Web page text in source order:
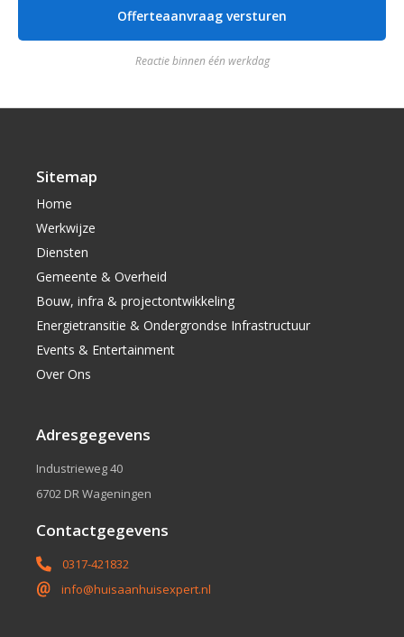
Reactie binnen één werkdag
Sitemap
Home
Werkwijze
Diensten
Gemeente & Overheid
Bouw, infra & projectontwikkeling
Energietransitie & Ondergrondse Infrastructuur
Events & Entertainment
Over Ons
Adresgegevens
Industrieweg 40
6702 DR Wageningen
Contactgegevens
0317-421832
info@huisaanhuisexpert.nl